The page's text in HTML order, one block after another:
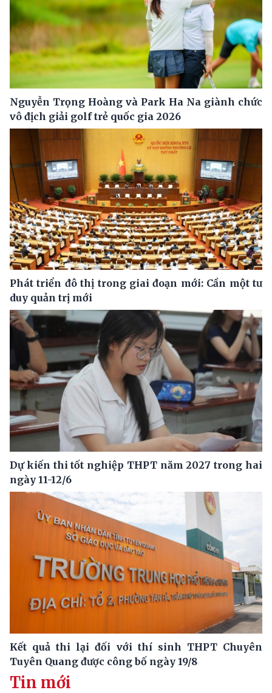
Nguyễn Trọng Hoàng và Park Ha Na giành chức
vô địch giải golf trẻ quốc gia 2026
Phát triển đô thị trong giai đoạn mới: Cần một tư
duy quản trị mới
Dự kiến thi tốt nghiệp THPT năm 2027 trong hai
ngày 11-12/6
Kết quả thi lại đối với thí sinh THPT Chuyên
Tuyên Quang được công bố ngày 19/8
Tin mới